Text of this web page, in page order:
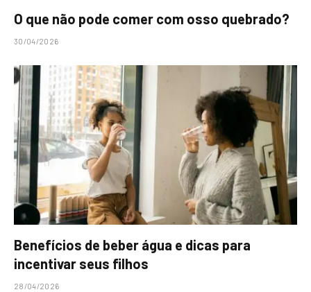
O que não pode comer com osso quebrado?
30/04/2026
Benefícios de beber água e dicas para
incentivar seus filhos
28/04/2026